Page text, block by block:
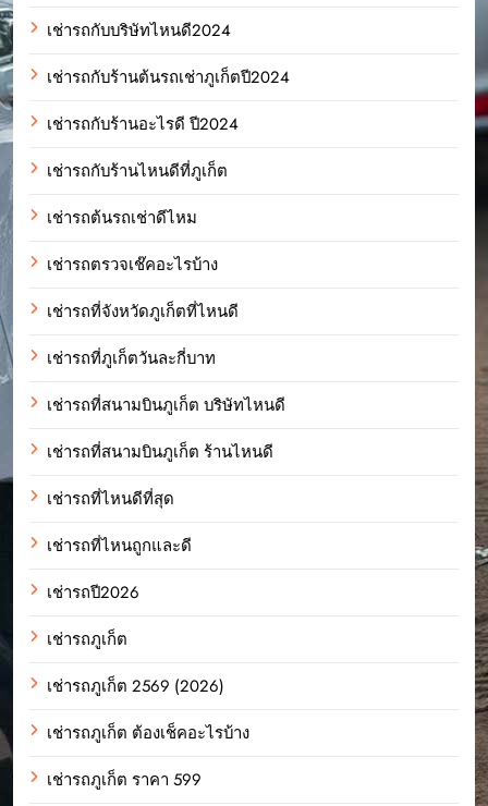
เช่ารถกับบริษัทไหนดี2024
เช่ารถกับร้านต้นรถเช่าภูเก็ตปี2024
เช่ารถกับร้านอะไรดี ปี2024
เช่ารถกับร้านไหนดีที่ภูเก็ต
เช่ารถต้นรถเช่าดีไหม
เช่ารถตรวจเช๊คอะไรบ้าง
เช่ารถที่จังหวัดภูเก็ตที่ไหนดี
เช่ารถที่ภูเก็ตวันละกี่บาท
เช่ารถที่สนามบินภูเก็ต บริษัทไหนดี
เช่ารถที่สนามบินภูเก็ต ร้านไหนดี
เช่ารถที่ไหนดีที่สุด
เช่ารถที่ไหนถูกและดี
เช่ารถปี2026
เช่ารถภูเก็ต
เช่ารถภูเก็ต 2569 (2026)
เช่ารถภูเก็ต ต้องเช็คอะไรบ้าง
เช่ารถภูเก็ต ราคา 599